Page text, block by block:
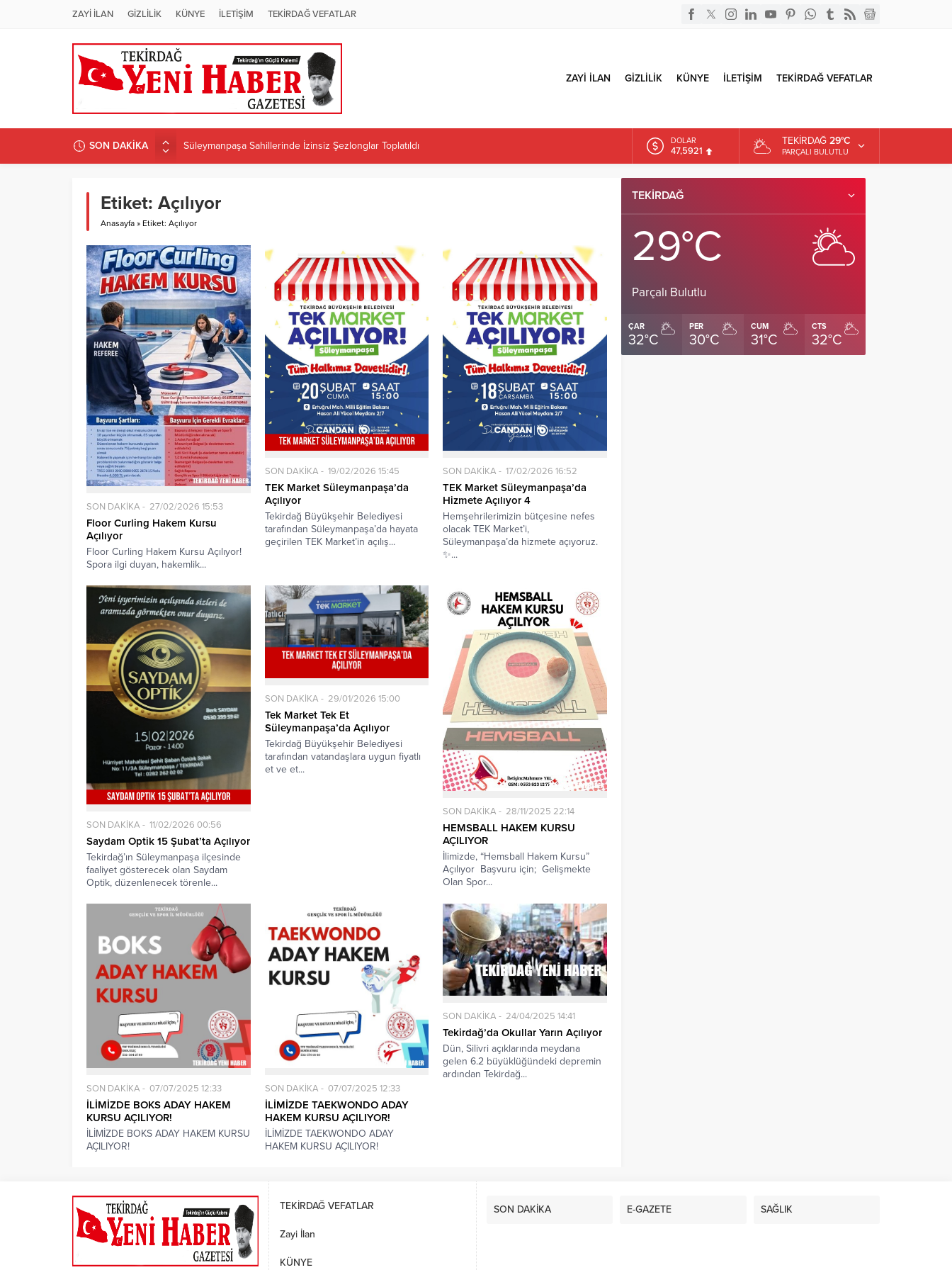
ZAYİ İLAN GİZLİLİK KÜNYE İLETİŞİM TEKİRDAĞ VEFATLAR
ZAYİ İLAN GİZLİLİK KÜNYE İLETİŞİM TEKİRDAĞ VEFATLAR
SON DAKİKA
Süleymanpaşa Sahillerinde İzinsiz Şezlonglar Toplatıldı
ÜNİVERSİTEDE PROGRAM DÜZENLENECEK
CHP Tekirdağ İl Başkanlığı’na Kaplan atandı
CANDAN BAŞKAN MURATLI’DA ÜRETİCİLERE İLK MAZOT KARTLARINI TESLİM ETTİ
DOLAR
47,5921
EURO
ALTIN
TEKIRDAĞ 29°C
PARÇALI BULUTLU
Etiket: Açılıyor
Anasayfa » Etiket: Açılıyor
SON DAKİKA 27/02/2026 15:53
Floor Curling Hakem Kursu
Açılıyor
Floor Curling Hakem Kursu Açılıyor!
Spora ilgi duyan, hakemlik...
SON DAKİKA 19/02/2026 15:45
TEK Market Süleymanpaşa’da
Açılıyor
Tekirdağ Büyükşehir Belediyesi
tarafından Süleymanpaşa’da hayata
geçirilen TEK Market’in açılış...
SON DAKİKA 17/02/2026 16:52
TEK Market Süleymanpaşa’da
Hizmete Açılıyor 4
Hemşehrilerimizin bütçesine nefes
olacak TEK Market’i,
Süleymanpaşa’da hizmete açıyoruz.
✨...
SON DAKİKA 11/02/2026 00:56
Saydam Optik 15 Şubat’ta Açılıyor
Tekirdağ’ın Süleymanpaşa ilçesinde
faaliyet gösterecek olan Saydam
Optik, düzenlenecek törenle...
SON DAKİKA 29/01/2026 15:00
Tek Market Tek Et
Süleymanpaşa’da Açılıyor
Tekirdağ Büyükşehir Belediyesi
tarafından vatandaşlara uygun fiyatlı
et ve et...
SON DAKİKA 28/11/2025 22:14
HEMSBALL HAKEM KURSU
AÇILIYOR
İlimizde, “Hemsball Hakem Kursu”
Açılıyor Başvuru için; Gelişmekte
Olan Spor...
SON DAKİKA 07/07/2025 12:33
İLİMİZDE BOKS ADAY HAKEM
KURSU AÇILIYOR!
İLİMİZDE BOKS ADAY HAKEM KURSU
AÇILIYOR!
SON DAKİKA 07/07/2025 12:33
İLİMİZDE TAEKWONDO ADAY
HAKEM KURSU AÇILIYOR!
İLİMİZDE TAEKWONDO ADAY
HAKEM KURSU AÇILIYOR!
SON DAKİKA 24/04/2025 14:41
Tekirdağ’da Okullar Yarın Açılıyor
Dün, Silivri açıklarında meydana
gelen 6.2 büyüklüğündeki depremin
ardından Tekirdağ...
TEKIRDAĞ
29°C
Parçalı Bulutlu
ÇAR
32°C
PER
30°C
CUM
31°C
CTS
32°C
TEKİRDAĞ VEFATLAR
Zayi İlan
KÜNYE
SON DAKİKA E-GAZETE SAĞLIK